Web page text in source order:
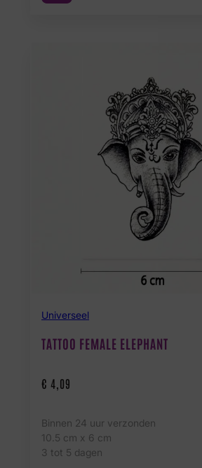
Universeel
TATTOO FEMALE ELEPHANT
€ 4,09
Binnen 24 uur verzonden
10.5 cm x 6 cm
3 tot 5 dagen